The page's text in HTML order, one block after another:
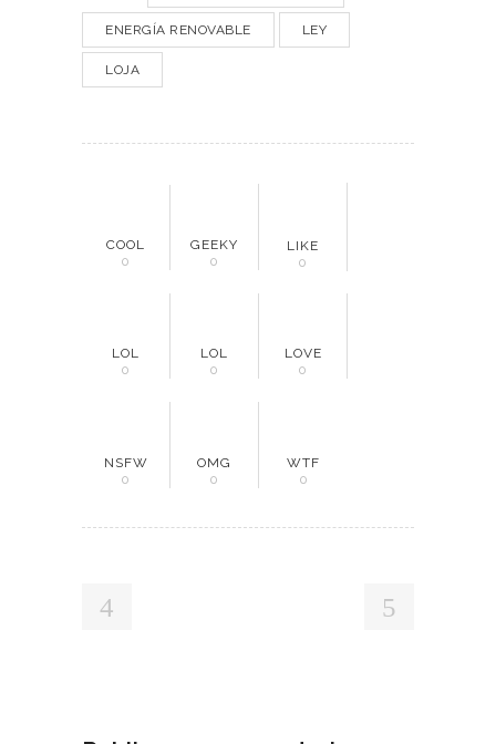
ENERGÍA RENOVABLE LEY
LOJA
COOL
0
GEEKY
0
LIKE
0
LOL
0
LOL
0
LOVE
0
NSFW
0
OMG
0
WTF
0